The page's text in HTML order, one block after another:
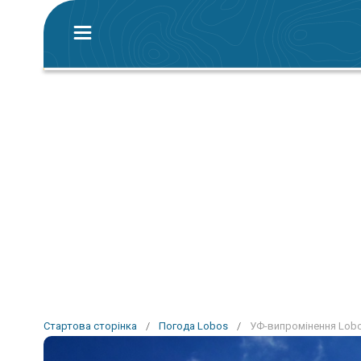
Стартова сторінка / Погода Lobos / УФ-випромінення